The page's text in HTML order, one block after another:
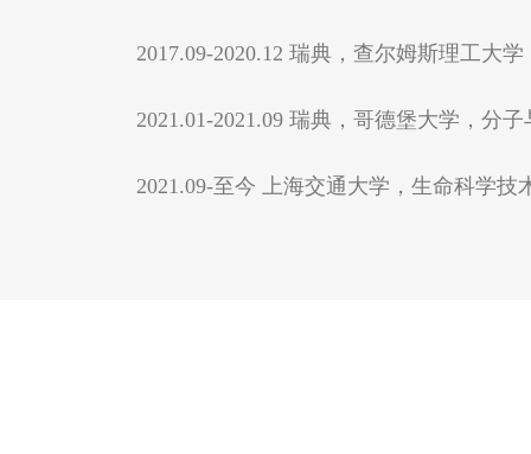
2017.09-2020.12 瑞典，查尔姆斯理工大
2021.01-2021.09 瑞典，哥德堡大学，分
2021.09-至今 上海交通大学，生命科学